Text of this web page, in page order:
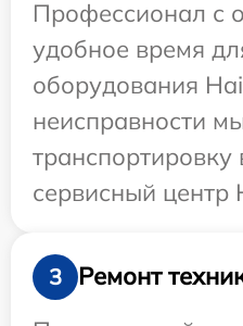
Профессионал с
удобное время
оборудования
неисправности
сервисный центр
3
Ремонт